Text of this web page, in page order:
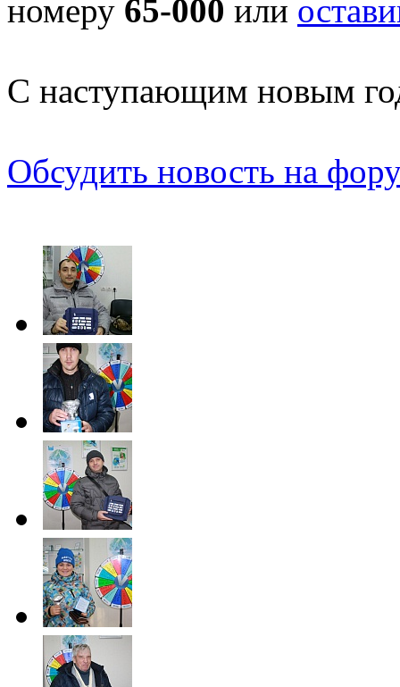
номеру 65-000 или
С наступающим новым
Обсудить новость на